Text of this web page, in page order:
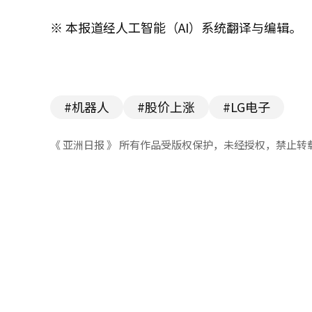
※ 本报道经人工智能（AI）系统翻译与编辑。
#机器人 #股价上涨 #LG电子
《 亚洲日报 》 所有作品受版权保护，未经授权，禁止转